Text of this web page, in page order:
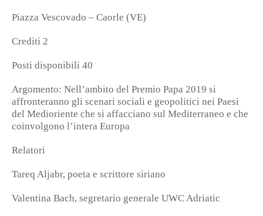
Piazza Vescovado – Caorle (VE)
Crediti 2
Posti disponibili 40
Argomento: Nell’ambito del Premio Papa 2019 si
affronteranno gli scenari sociali e geopolitici nei Paesi
del Medioriente che si affacciano sul Mediterraneo e che
coinvolgono l’intera Europa
Relatori
Tareq Aljabr, poeta e scrittore siriano
Valentina Bach, segretario generale UWC Adriatic